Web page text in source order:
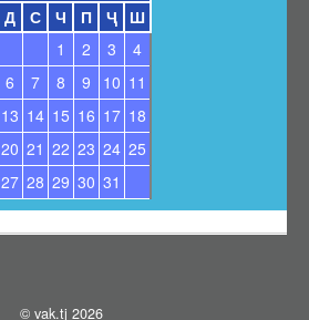
Д С Ч П Ҷ
Ш
1
2 3
4
6 7 8 9 10 11
13 14 15 16 17 18
20 21 22 23 24 25
27 28 29 30 31
© vak.tj 2026